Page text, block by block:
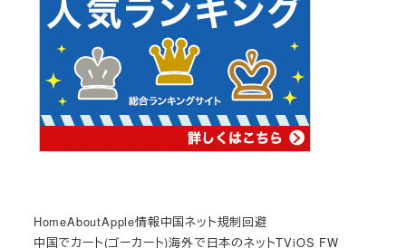
HomeAboutApple情報中国ネット規制回避
中国でカート(ゴーカート)海外で日本のネットTViOS FW